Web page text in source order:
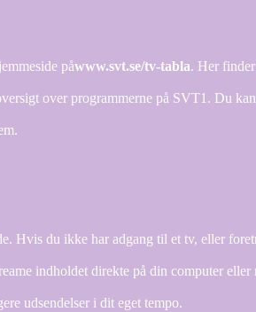
påwww.svt.se/tv-tabla. Her
over programmerne på SVT1. Du
Hvis du ikke har adgang til et tv, eller
indholdet direkte på din computer eller
udsendelser i dit eget tempo.